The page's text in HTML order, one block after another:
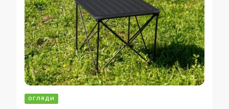
ОГЛЯДИ